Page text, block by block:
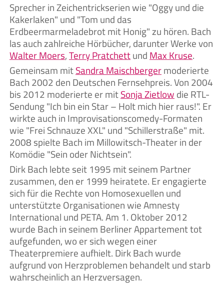
Sprecher in Zeichentrickserien wie "Oggy und die
Kakerlaken" und "Tom und das
Erdbeermarmeladebrot mit Honig" zu hören. Bach
las auch zahlreiche Hörbücher, darunter Werke von
Walter Moers,Terry PratchettundMax Kruse.
Gemeinsam mitSandra Maischbergermoderierte
Bach 2002 den Deutschen Fernsehpreis. Von 2004
bis 2012 moderierte er mitSonja Zietlowdie RTL-
Sendung "Ich bin ein Star – Holt mich hier raus!". Er
wirkte auch in Improvisationscomedy-Formaten
wie "Frei Schnauze XXL" und "Schillerstraße" mit.
2008 spielte Bach im Millowitsch-Theater in der
Komödie "Sein oder Nichtsein".
Dirk Bach lebte seit 1995 mit seinem Partner
zusammen, den er 1999 heiratete. Er engagierte
sich für die Rechte von Homosexuellen und
unterstützte Organisationen wie Amnesty
International und PETA. Am 1. Oktober 2012
wurde Bach in seinem Berliner Appartement tot
aufgefunden, wo er sich wegen einer
Theaterpremiere aufhielt. Dirk Bach wurde
aufgrund von Herzproblemen behandelt und starb
wahrscheinlich an Herzversagen.